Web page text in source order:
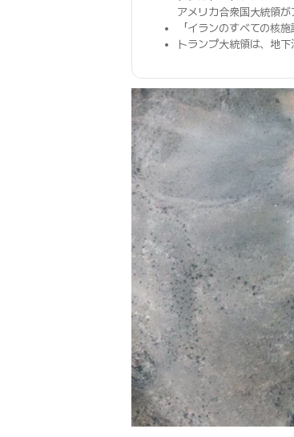
アメリカ合衆国大統領
「イランのすべての核
トランプ大統領は、地